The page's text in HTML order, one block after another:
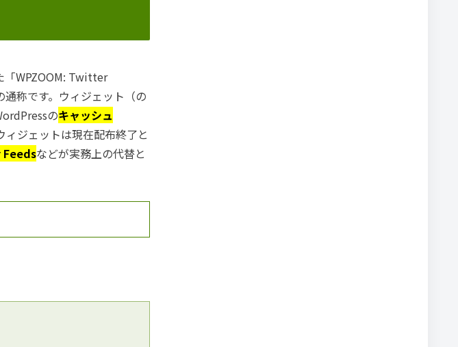
「WPZOOM: Twitter
通称です。ウィジェット（の
のキャッシュ
ジェットは現在配布終了と
などが実務上の代替と